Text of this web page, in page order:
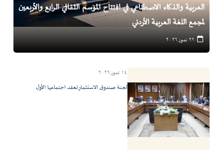
العربية والذكاء الاصطناعي في افتتاح الموسم الثقافي الرابع والأربعين
لمجمع اللغة العربية الأردني
٢٩ تموز ٢٠٢٦
١٤ تموز ٢٠٢٦
لجنة صندوق الاستثمار تعقد اجتماعها الأول